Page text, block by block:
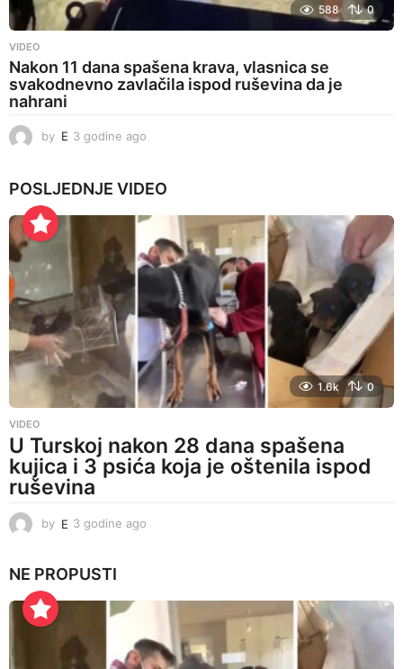
588 0
VIDEO
Nakon 11 dana spašena krava, vlasnica se
svakodnevno zavlačila ispod ruševina da je
nahrani
by E 3 godine ago
d
n
a
g
POSLJEDNJE VIDEO
1.6k 0
VIDEO
U Turskoj nakon 28 dana spašena
kujica i 3 psića koja je oštenila ispod
ruševina
by E 3 godine ago
a
g
NE PROPUSTI